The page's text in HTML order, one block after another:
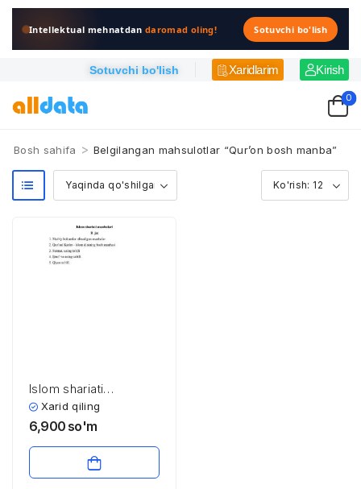
Intellektual mehnatdandaromad oling! Sotuvchi bo'lish
Sotuvchi bo'lish Xaridlarim Kirish
0
Bosh sahifa > Belgilangan mahsulotlar “Qur’on bosh manba”
Islom shariati
manbalari
Xarid qiling
6,900 so'm